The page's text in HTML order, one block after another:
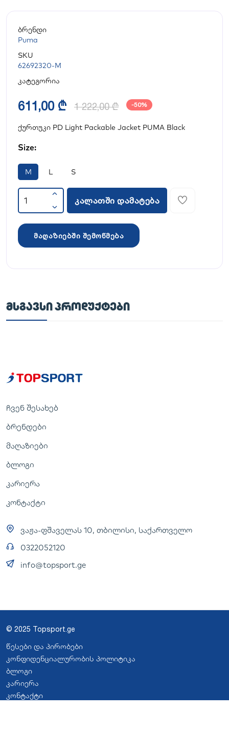
ბრენდი
Puma
SKU
62692320-M
კატეგორია
611,00 ₾ 1 222,00 ₾ -50%
ქურთუკი PD Light Packable Jacket PUMA Black
Size:
M L S
კალათში დამატება
მაღაზიებში შემოწმება
ᲛᲡᲒᲐᲕᲡᲘ ᲞᲠᲝᲓᲣᲥᲢᲔᲑᲘ
ჩვენ შესახებ
ბრენდები
მაღაზიები
ბლოგი
კარიერა
კონტაქტი
ვაჟა-ფშაველას 10, თბილისი, საქართველო
0322052120
info@topsport.ge
© 2025 Topsport.ge
წესები და პირობები
კონფიდენციალურობის პოლიტიკა
ბლოგი
კარიერა
კონტაქტი